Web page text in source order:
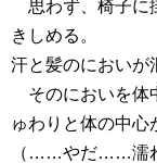
思わず、椅子に
きしめる。
汗と髪のにおいが
そのにおいを体
ゅわりと体の中心
（……やだ……濡